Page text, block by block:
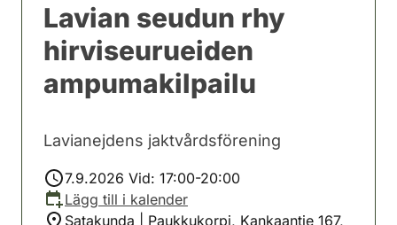
Lavian seudun rhy
hirviseurueiden
ampumakilpailu
Lavianejdens jaktvårdsförening
7.9.2026 Vid: 17:00-20:00
Lägg till i kalender
Satakunda | Paukkukorpi, Kankaantie 167,